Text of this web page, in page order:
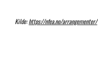
Kilde:https://nfea.no/arrangementer/